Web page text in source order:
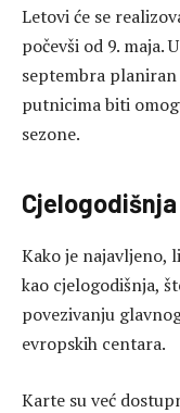
Letovi će se
počevši od 9. maja.
septembra
putnicima biti
sezone.
Kako je najavljeno,
kao cjelogodišnja,
povezivanju
evropskih centara.
Karte su već